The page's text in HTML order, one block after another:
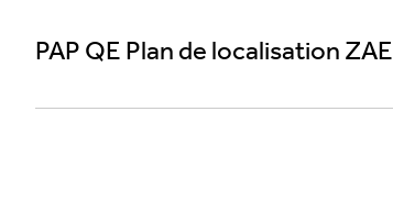
PAP QE Plan de localisation ZAE